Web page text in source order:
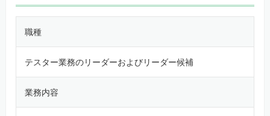
職種
テスター業務のリーダーおよびリーダー候補
業務内容